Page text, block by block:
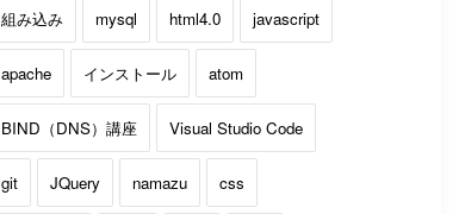
組み込み mysql html4.0 javascript
apache インストール atom
BIND（DNS）講座 Visual Studio Code
git JQuery namazu css